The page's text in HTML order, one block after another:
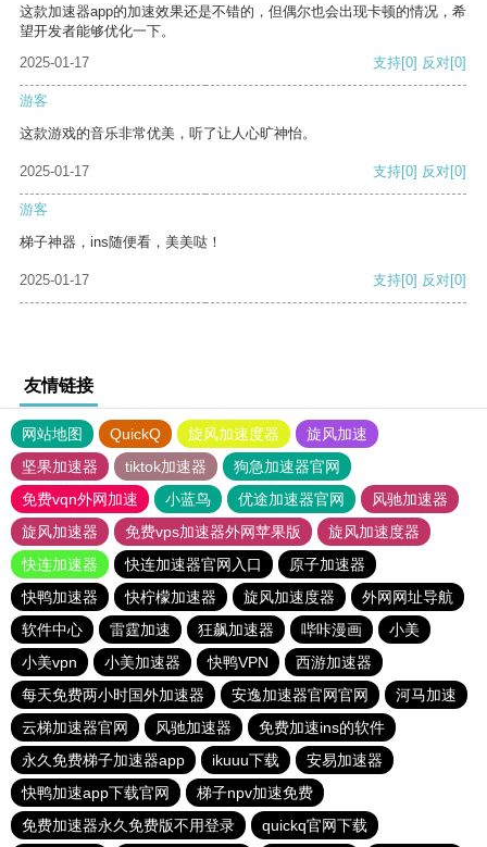
这款加速器app的加速效果还是不错的，但偶尔也会出现卡顿的情况，希
望开发者能够优化一下。
2025-01-17
支持[0] 反对[0]
游客
这款游戏的音乐非常优美，听了让人心旷神怡。
2025-01-17 支持[0] 反对[0]
游客
梯子神器，ins随便看，美美哒！
2025-01-17 支持[0] 反对[0]
友情链接
网站地图 QuickQ 旋风加速度器
旋风加速
坚果加速器
tiktok加速器
狗急加速器官网
免费vqn外网加速
小蓝鸟 优途加速器官网
风驰加速器
旋风加速器
免费vps加速器外网苹果版
旋风加速度器
快连加速器
快连加速器官网入口
原子加速器
快鸭加速器
快柠檬加速器 旋风加速度器
外网网址导航
软件中心
雷霆加速 狂飙加速器 哔咔漫画
小美
小美vpn
小美加速器 快鸭VPN
西游加速器
每天免费两小时国外加速器
安逸加速器官网官网
河马加速
云梯加速器官网
风驰加速器
免费加速ins的软件
永久免费梯子加速器app
ikuuu下载
安易加速器
快鸭加速app下载官网
梯子npv加速免费
免费加速器永久免费版不用登录
quickq官网下载